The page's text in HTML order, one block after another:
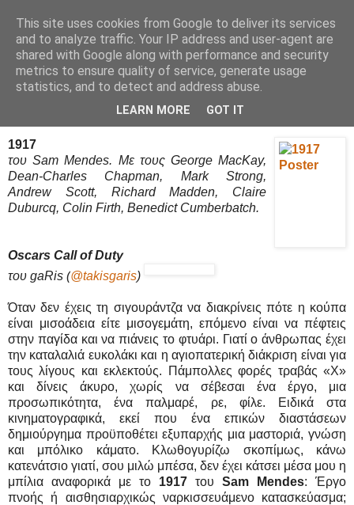
Movies Ltd
8/1/20
1917 - Review / Κριτική
1917
του Sam Mendes. Με τους George MacKay,
Dean-Charles Chapman, Mark Strong,
Andrew Scott, Richard Madden, Claire
Duburcq, Colin Firth, Benedict Cumberbatch.
Oscars Call of Duty
του gaRis (@takisgaris)
Όταν δεν έχεις τη σιγουράντζα να διακρίνεις πότε η κούπα
είναι μισοάδεια είτε μισογεμάτη, επόμενο είναι να πέφτεις
στην παγίδα και να πιάνεις το φτυάρι. Γιατί ο άνθρωπας έχει
την καταλαλιά ευκολάκι και η αγιοπατερική διάκριση είναι για
τους λίγους και εκλεκτούς. Πάμπολλες φορές τραβάς «Χ»
και δίνεις άκυρο, χωρίς να σέβεσαι ένα έργο, μια
προσωπικότητα, ένα παλμαρέ, ρε, φίλε. Ειδικά στα
κινηματογραφικά, εκεί που ένα επικών διαστάσεων
δημιούργημα προϋποθέτει εξυπαρχής μια μαστοριά, γνώση
και μπόλικο κάματο. Κλωθογυρίζω σκοπίμως, κάνω
κατενάτσιο γιατί, σου μιλώ μπέσα, δεν έχει κάτσει μέσα μου η
μπίλια αναφορικά με το 1917 του Sam Mendes: Έργο
πνοής ή αισθησιαρχικώς ναρκισσευάμενο κατασκεύασμα;
This site uses cookies from Google to deliver its services
and to analyze traffic. Your IP address and user-agent are
shared with Google along with performance and security
metrics to ensure quality of service, generate usage
statistics, and to detect and address abuse.
LEARN MORE GOT IT